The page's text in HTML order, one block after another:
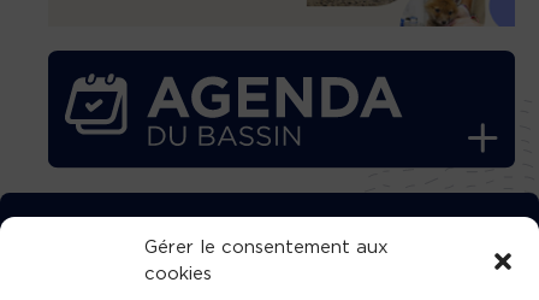
Gérer le consentement aux
cookies
TÉLÉCHARGEZ GRATUITEMENT
L’APPLICATION TVBA !